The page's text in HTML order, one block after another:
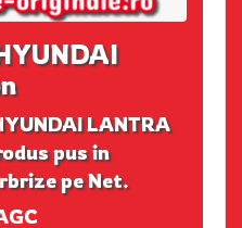
LANTRA
pus in
pe Net.